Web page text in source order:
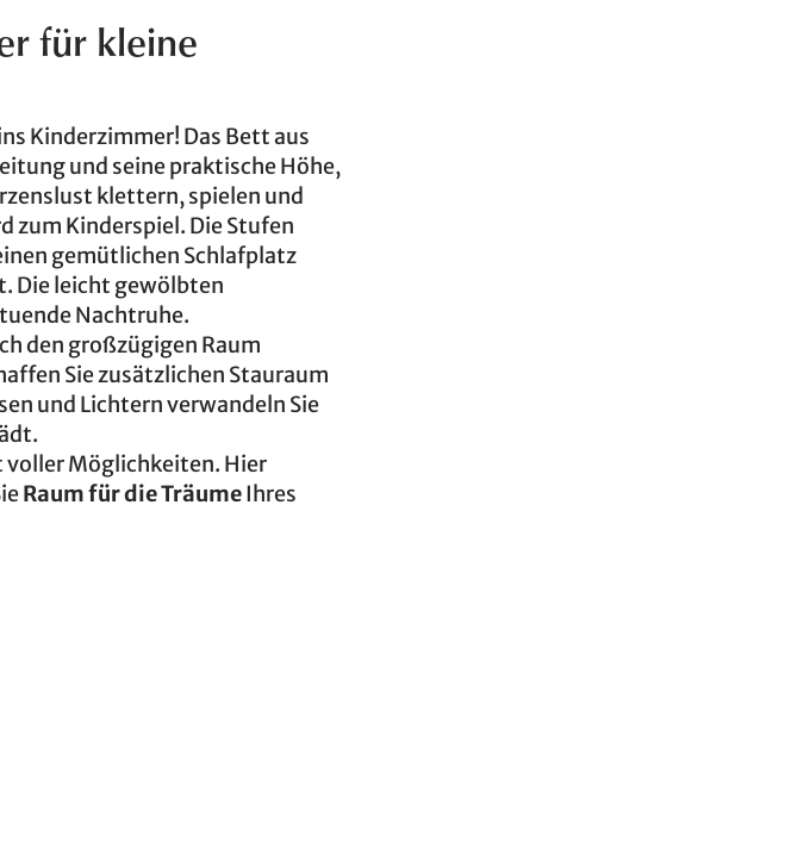
für kleine
Kinderzimmer! Das Bett aus
und seine praktische Höhe,
klettern, spielen und
zum Kinderspiel. Die Stufen
gemütlichen Schlafplatz
Die leicht gewölbten
Nachtruhe.
den großzügigen Raum
Sie zusätzlichen Stauraum
und Lichtern verwandeln Sie
Möglichkeiten. Hier
Raum für die TräumeIhres